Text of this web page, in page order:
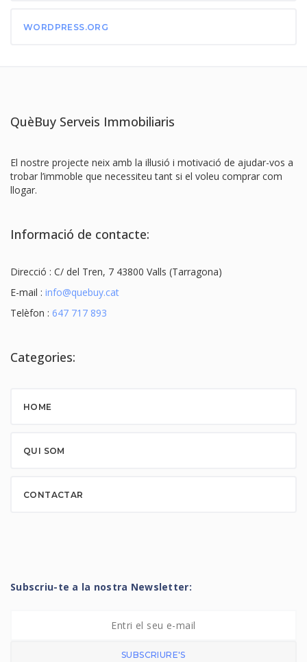
WORDPRESS.ORG
QuèBuy Serveis Immobiliaris
El nostre projecte neix amb la il·lusió i motivació de ajudar-vos a
trobar l’immoble que necessiteu tant si el voleu comprar com
llogar.
Informació de contacte:
Direcció : C/ del Tren, 7 43800 Valls (Tarragona)
E-mail : info@quebuy.cat
Telèfon : 647 717 893
Categories:
HOME
QUI SOM
CONTACTAR
Subscriu-te a la nostra Newsletter:
SUBSCRIURE'S